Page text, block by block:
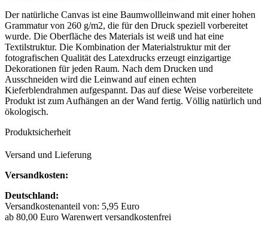
Der natürliche Canvas ist eine Baumwollleinwand mit einer hohen
Grammatur von 260 g/m2, die für den Druck speziell vorbereitet
wurde. Die Oberfläche des Materials ist weiß und hat eine
Textilstruktur. Die Kombination der Materialstruktur mit der
fotografischen Qualität des Latexdrucks erzeugt einzigartige
Dekorationen für jeden Raum. Nach dem Drucken und
Ausschneiden wird die Leinwand auf einen echten
Kieferblendrahmen aufgespannt. Das auf diese Weise vorbereitete
Produkt ist zum Aufhängen an der Wand fertig. Völlig natürlich und
ökologisch.
Produktsicherheit
Versand und Lieferung
Versandkosten:
Deutschland:
Versandkostenanteil von: 5,95 Euro
ab 80,00 Euro Warenwert versandkostenfrei